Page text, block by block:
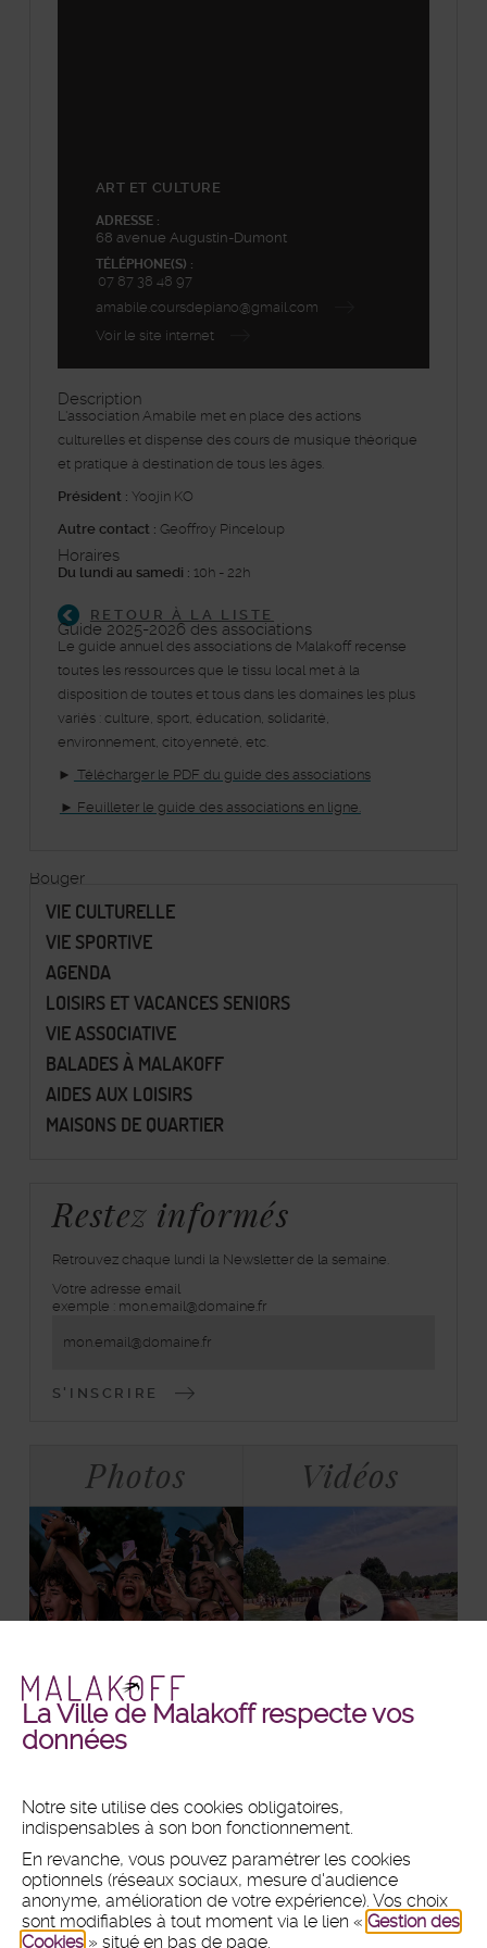
La Ville de Malakoff respecte vos
données
Notre site utilise des cookies obligatoires,
indispensables à son bon fonctionnement.
En revanche, vous pouvez paramétrer les cookies
optionnels (réseaux sociaux, mesure d'audience
anonyme, amélioration de votre expérience). Vos choix
sont modifiables à tout moment via le lien « Gestion des
Cookies » situé en bas de page.
ART ET CULTURE
ADRESSE :
68 avenue Augustin-Dumont
TÉLÉPHONE(S) :
07 87 38 48 97
amabile.coursdepiano@gmail.com
Voir le site internet
Description
L'association Amabile met en place des actions
culturelles et dispense des cours de musique théorique
et pratique à destination de tous les âges.
Président : Yoojin KO
Autre contact : Geoffroy Pinceloup
Horaires
Du lundi au samedi : 10h - 22h
RETOUR À LA LISTE
Guide 2025-2026 des associations
Le guide annuel des associations de Malakoff recense
toutes les ressources que le tissu local met à la
disposition de toutes et tous dans les domaines les plus
variés : culture, sport, éducation, solidarité,
environnement, citoyenneté, etc.
► Télécharger le PDF du guide des associations
► Feuilleter le guide des associations en ligne.
Bouger
VIE CULTURELLE
VIE SPORTIVE
AGENDA
LOISIRS ET VACANCES SENIORS
VIE ASSOCIATIVE
BALADES À MALAKOFF
AIDES AUX LOISIRS
MAISONS DE QUARTIER
Restez informés
Retrouvez chaque lundi la Newsletter de la semaine.
inscrivez-
vous
lettre
Votre adresse email
exemple : mon.email@domaine.fr
Photos Vidéos
Malakoff
en
+ DE PHOTOS
Malakoff
+ DE VIDÉOS
MAIRIE
Hôtel de ville
1 place du 11 Novembre 1918
CS 80031 - 92240 Malakoff
Tél : 01 47 46 75 00